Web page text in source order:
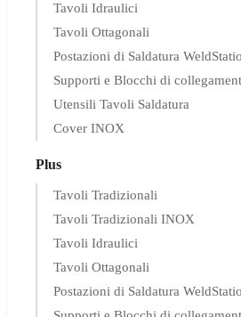
Tavoli Idraulici
Tavoli Ottagonali
Postazioni di Saldatura
Supporti e Blocchi di
Utensili Tavoli Saldatura
Cover INOX
Plus
Tavoli Tradizionali
Tavoli Tradizionali INOX
Tavoli Idraulici
Tavoli Ottagonali
Postazioni di Saldatura